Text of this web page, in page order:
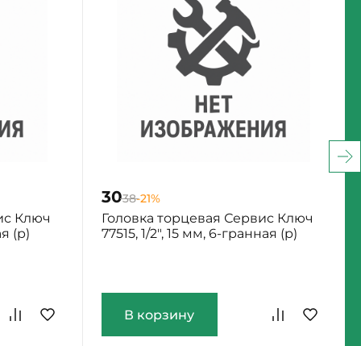
Ключ
(р)
3038-21%
Головка торцевая Сервис Ключ
77515, 1/2", 15 мм, 6-гранная (р)
В корзину